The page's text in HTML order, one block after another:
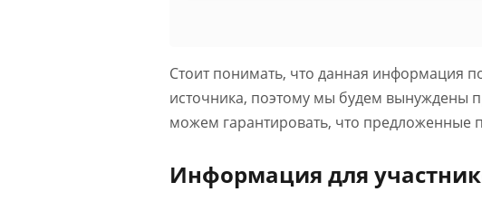
Стоит понимать, что данная информация
источника, поэтому мы будем вынуждены
можем гарантировать, что предложенные
Информация для